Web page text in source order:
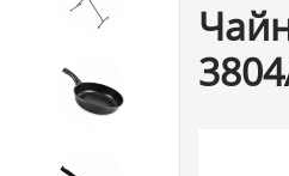
2. Посуда с